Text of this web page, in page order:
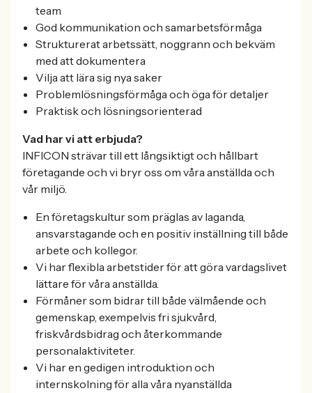
team
God kommunikation och samarbetsförmåga
Strukturerat arbetssätt, noggrann och bekväm
med att dokumentera
Vilja att lära sig nya saker
Problemlösningsförmåga och öga för detaljer
Praktisk och lösningsorienterad
Vad har vi att erbjuda?
INFICON strävar till ett långsiktigt och hållbart
företagande och vi bryr oss om våra anställda och
vår miljö.
En företagskultur som präglas av laganda,
ansvarstagande och en positiv inställning till både
arbete och kollegor.
Vi har flexibla arbetstider för att göra vardagslivet
lättare för våra anställda.
Förmåner som bidrar till både välmående och
gemenskap, exempelvis fri sjukvård,
friskvårdsbidrag och återkommande
personalaktiviteter.
Vi har en gedigen introduktion och
internskolning för alla våra nyanställda